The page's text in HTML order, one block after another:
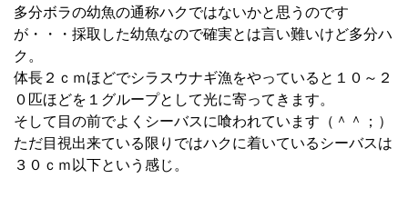
多分ボラの幼魚の通称ハクではないかと思うのです
が・・・採取した幼魚なので確実とは言い難いけど多分ハ
ク。
体長２ｃｍほどでシラスウナギ漁をやっていると１０～２
０匹ほどを１グループとして光に寄ってきます。
そして目の前でよくシーバスに喰われています（＾＾；）
ただ目視出来ている限りではハクに着いているシーバスは
３０ｃｍ以下という感じ。